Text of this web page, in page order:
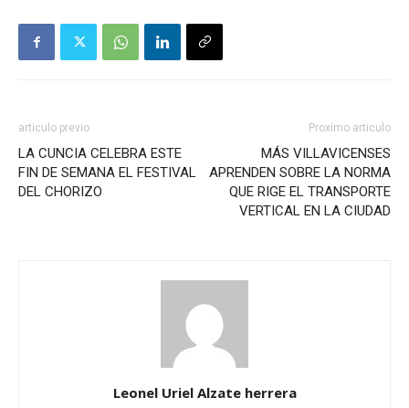
articulo previo
LA CUNCIA CELEBRA ESTE
FIN DE SEMANA EL FESTIVAL
DEL CHORIZO
Proximo articulo
MÁS VILLAVICENSES
APRENDEN SOBRE LA NORMA
QUE RIGE EL TRANSPORTE
VERTICAL EN LA CIUDAD
Leonel Uriel Alzate herrera